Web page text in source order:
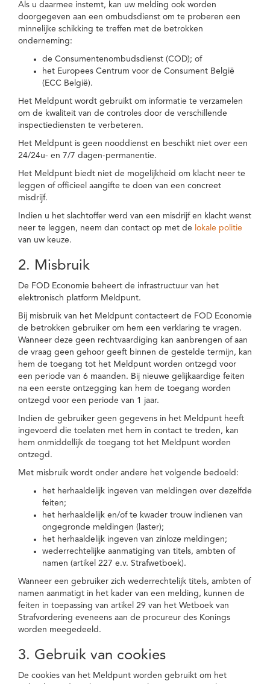
Als u daarmee instemt, kan uw melding ook worden
doorgegeven aan een ombudsdienst om te proberen een
minnelijke schikking te treffen met de betrokken
onderneming:
de Consumentenombudsdienst (COD); of
het Europees Centrum voor de Consument België
(ECC België).
Het Meldpunt wordt gebruikt om informatie te verzamelen
om de kwaliteit van de controles door de verschillende
inspectiediensten te verbeteren.
Het Meldpunt is geen nooddienst en beschikt niet over een
24/24u- en 7/7 dagen-permanentie.
Het Meldpunt biedt niet de mogelijkheid om klacht neer te
leggen of officieel aangifte te doen van een concreet
misdrijf.
Indien u het slachtoffer werd van een misdrijf en klacht wenst
neer te leggen, neem dan contact op met de lokale politie
van uw keuze.
2. Misbruik
De FOD Economie beheert de infrastructuur van het
elektronisch platform Meldpunt.
Bij misbruik van het Meldpunt contacteert de FOD Economie
de betrokken gebruiker om hem een verklaring te vragen.
Wanneer deze geen rechtvaardiging kan aanbrengen of aan
de vraag geen gehoor geeft binnen de gestelde termijn, kan
hem de toegang tot het Meldpunt worden ontzegd voor
een periode van 6 maanden. Bij nieuwe gelijkaardige feiten
na een eerste ontzegging kan hem de toegang worden
ontzegd voor een periode van 1 jaar.
Indien de gebruiker geen gegevens in het Meldpunt heeft
ingevoerd die toelaten met hem in contact te treden, kan
hem onmiddellijk de toegang tot het Meldpunt worden
ontzegd.
Met misbruik wordt onder andere het volgende bedoeld:
het herhaaldelijk ingeven van meldingen over dezelfde
feiten;
het herhaaldelijk en/of te kwader trouw indienen van
ongegronde meldingen (laster);
het herhaaldelijk ingeven van zinloze meldingen;
wederrechtelijke aanmatiging van titels, ambten of
namen (artikel 227 e.v. Strafwetboek).
Wanneer een gebruiker zich wederrechtelijk titels, ambten of
namen aanmatigt in het kader van een melding, kunnen de
feiten in toepassing van artikel 29 van het Wetboek van
Strafvordering eveneens aan de procureur des Konings
worden meegedeeld.
3. Gebruik van cookies
De cookies van het Meldpunt worden gebruikt om het